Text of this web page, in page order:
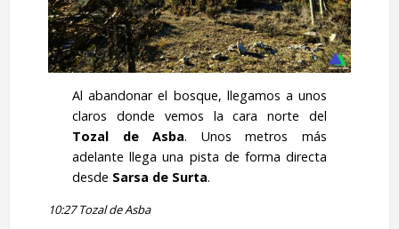
Al abandonar el bosque, llegamos a unos
claros donde vemos la cara norte del
Tozal de Asba. Unos metros más
adelante llega una pista de forma directa
desde Sarsa de Surta.
10:27 Tozal de Asba